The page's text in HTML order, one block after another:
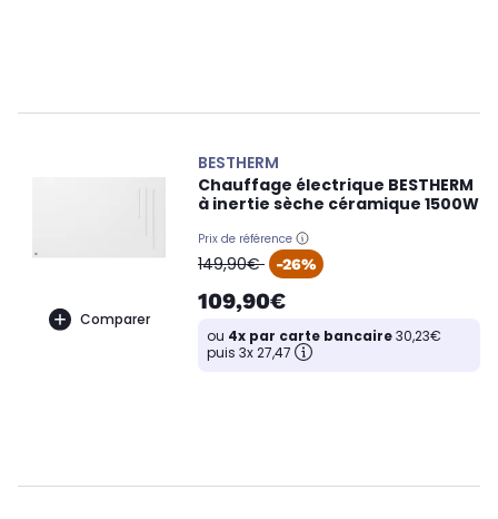
Comparer
BESTHERM
Chauffage électrique BESTHERM
à inertie sèche céramique 1500W
Prix de référence
oldPrice
149,90€ -26%
109,90€
ou 4x par carte bancaire30,23€
puis 3x 27,47